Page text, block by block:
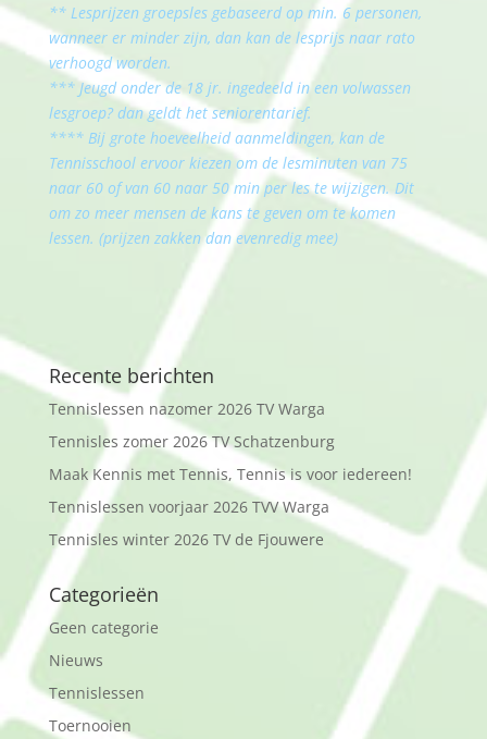
** Lesprijzen groepsles gebaseerd op min. 6 personen,
wanneer er minder zijn, dan kan de lesprijs naar rato
verhoogd worden.
*** Jeugd onder de 18 jr. ingedeeld in een volwassen
lesgroep? dan geldt het seniorentarief.
**** Bij grote hoeveelheid aanmeldingen, kan de
Tennisschool ervoor kiezen om de lesminuten van 75
naar 60 of van 60 naar 50 min per les te wijzigen. Dit
om zo meer mensen de kans te geven om te komen
lessen. (prijzen zakken dan evenredig mee)
Recente berichten
Tennislessen nazomer 2026 TV Warga
Tennisles zomer 2026 TV Schatzenburg
Maak Kennis met Tennis, Tennis is voor iedereen!
Tennislessen voorjaar 2026 TVV Warga
Tennisles winter 2026 TV de Fjouwere
Categorieën
Geen categorie
Nieuws
Tennislessen
Toernooien